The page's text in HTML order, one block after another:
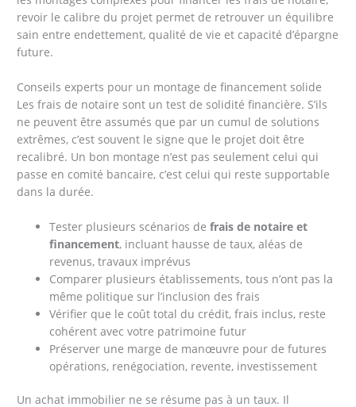
revoir le calibre du projet permet de retrouver un équilibre
sain entre endettement, qualité de vie et capacité d’épargne
future.
Conseils experts pour un montage de financement solide
Les frais de notaire sont un test de solidité financière. S’ils
ne peuvent être assumés que par un cumul de solutions
extrêmes, c’est souvent le signe que le projet doit être
recalibré. Un bon montage n’est pas seulement celui qui
passe en comité bancaire, c’est celui qui reste supportable
dans la durée.
Tester plusieurs scénarios defrais de notaire et
financement, incluant hausse de taux, aléas de
revenus, travaux imprévus
Comparer plusieurs établissements, tous n’ont pas la
même politique sur l’inclusion des frais
Vérifier que le coût total du crédit, frais inclus, reste
cohérent avec votre patrimoine futur
Préserver une marge de manœuvre pour de futures
opérations, renégociation, revente, investissement
Un achat immobilier ne se résume pas à un taux. Il